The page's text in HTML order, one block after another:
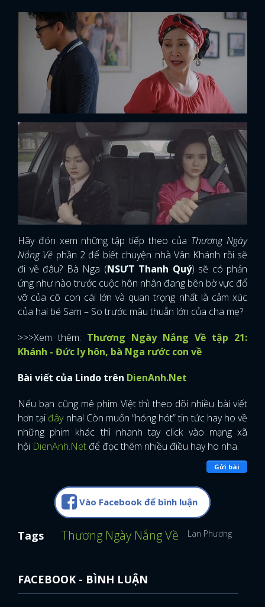
Hãy đón xem những tập tiếp theo của Thương Ngày
Nắng Về phần 2 để biết chuyện nhà Vân Khánh rồi sẽ
đi về đâu? Bà Nga (NSƯT Thanh Quý) sẽ có phản
ứng như nào trước cuộc hôn nhân đang bên bờ vực đổ
vỡ của cô con cái lớn và quan trọng nhất là cảm xúc
của hai bé Sam – So trước mâu thuẫn lớn của cha mẹ?
>>>Xem thêm: Thương Ngày Nắng Về tập 21:
Khánh - Đức ly hôn, bà Nga rước con về
Bài viết của Lindo trên DienAnh.Net
Nếu bạn cũng mê phim Việt thì theo dõi nhiều bài viết
hơn tại đâynha! Còn muốn “hóng hót” tin tức hay ho về
những phim khác thì nhanh tay click vào mạng xã
hội DienAnh.Net để đọc thêm nhiều điều hay ho nha.
Gửi bài
Vào Facebook để bình luận
Tags Thương Ngày Nắng Về Lan Phương
FACEBOOK - BÌNH LUẬN